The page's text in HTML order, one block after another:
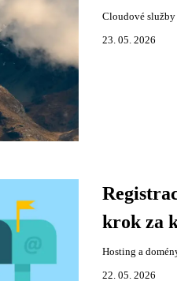
Cloudové služby
23. 05. 2026
krok za
Hosting a
22. 05. 2026